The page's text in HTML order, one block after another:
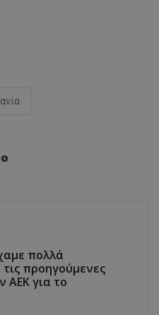
πολλά
προηγούμενες
ΑΕΚ για το